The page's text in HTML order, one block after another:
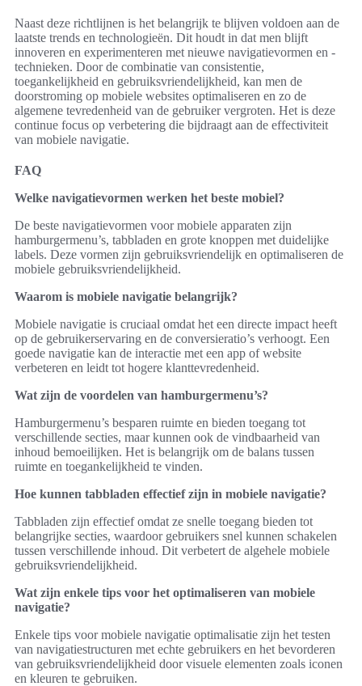
Naast deze richtlijnen is het belangrijk te blijven voldoen aan de
laatste trends en technologieën. Dit houdt in dat men blijft
innoveren en experimenteren met nieuwe navigatievormen en -
technieken. Door de combinatie van consistentie,
toegankelijkheid en gebruiksvriendelijkheid, kan men de
doorstroming op mobiele websites optimaliseren en zo de
algemene tevredenheid van de gebruiker vergroten. Het is deze
continue focus op verbetering die bijdraagt aan de effectiviteit
van mobiele navigatie.
FAQ
Welke navigatievormen werken het beste mobiel?
De beste navigatievormen voor mobiele apparaten zijn
hamburgermenu’s, tabbladen en grote knoppen met duidelijke
labels. Deze vormen zijn gebruiksvriendelijk en optimaliseren de
mobiele gebruiksvriendelijkheid.
Waarom is mobiele navigatie belangrijk?
Mobiele navigatie is cruciaal omdat het een directe impact heeft
op de gebruikerservaring en de conversieratio’s verhoogt. Een
goede navigatie kan de interactie met een app of website
verbeteren en leidt tot hogere klanttevredenheid.
Wat zijn de voordelen van hamburgermenu’s?
Hamburgermenu’s besparen ruimte en bieden toegang tot
verschillende secties, maar kunnen ook de vindbaarheid van
inhoud bemoeilijken. Het is belangrijk om de balans tussen
ruimte en toegankelijkheid te vinden.
Hoe kunnen tabbladen effectief zijn in mobiele navigatie?
Tabbladen zijn effectief omdat ze snelle toegang bieden tot
belangrijke secties, waardoor gebruikers snel kunnen schakelen
tussen verschillende inhoud. Dit verbetert de algehele mobiele
gebruiksvriendelijkheid.
Wat zijn enkele tips voor het optimaliseren van mobiele
navigatie?
Enkele tips voor mobiele navigatie optimalisatie zijn het testen
van navigatiestructuren met echte gebruikers en het bevorderen
van gebruiksvriendelijkheid door visuele elementen zoals iconen
en kleuren te gebruiken.